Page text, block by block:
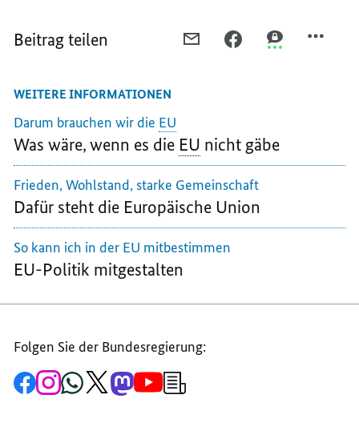
Beitrag teilen
DIE
JUNGEN
MENSCHEN
EU
MENSCHEN
WEITERE INFORMATIONEN
Darum brauchen wir die EU
Was wäre, wenn es die EU nicht gäbe
Frieden, Wohlstand, starke Gemeinschaft
Dafür steht die Europäische Union
So kann ich in der EU mitbestimmen
EU-Politik mitgestalten
Folgen Sie der Bundesregierung:
Zur
Facebook-
Zum
Instagram-
Zum
WhatsApp-
Zum
X-
Zum
Mastodon-
Zum
YouTube-Anmeldung